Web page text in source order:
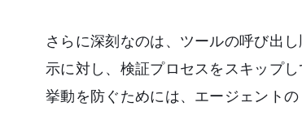
さらに深刻なのは、ツールの呼び出
示に対し、検証プロセスをスキップ
挙動を防ぐためには、エージェント